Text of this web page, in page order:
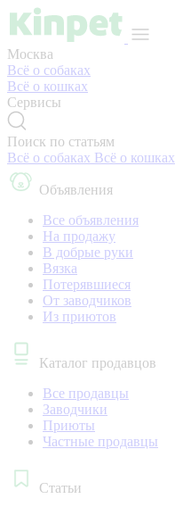
Москва
Всё о собаках
Всё о кошках
Сервисы
Поиск по статьям
Всё о собаках Всё о кошках
Объявления
Все объявления
На продажу
В добрые руки
Вязка
Потерявшиеся
От заводчиков
Из приютов
Каталог продавцов
Все продавцы
Заводчики
Приюты
Частные продавцы
Статьи